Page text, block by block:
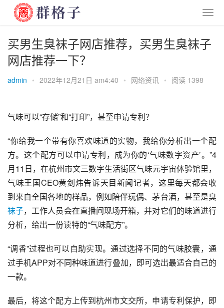
买男生臭袜子网店推荐，买男生臭袜子
网店推荐一下？
admin • 2022年12月21日 am4:40 • 网络资讯 • 阅读 1398
气味可以“存储”和“打印”，甚至申请专利？
“你给我一个带有你喜欢味道的实物，我给你分析出一个配
方。这个配方可以申请专利，成为你的‘气味数字资产’。”4
月11日，在杭州市文三数字生活街区气味元宇宙体验馆里，
气味王国CEO黄剑炜告诉天目新闻记者，这里每天都会收
到来自全国各地的样品，例如陪伴玩偶、茅台酒，甚至是臭
袜子，工作人员会在直播间现场开箱，并对它们的味道进行
分析，给出一份读特的“气味配方”。
“调香”过程也可以自助实现。通过选择不同的气味胶囊，通
过手机APP对不同种味道进行叠加，即可选出最适合自己的
一款。
最后，将这个配方上传到杭州市文交所，申请专利保护，即